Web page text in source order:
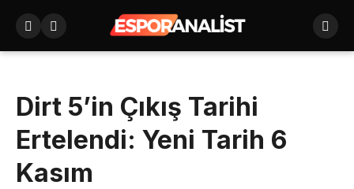
Dirt 5’in Çıkış Tarihi
Ertelendi: Yeni Tarih 6
Kasım